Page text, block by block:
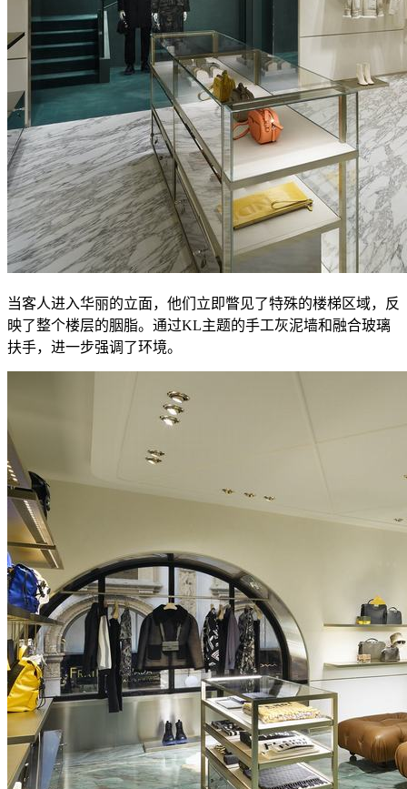
当客人进入华丽的立面，他们立即瞥见了特殊的楼梯区域，反
映了整个楼层的胭脂。通过KL主题的手工灰泥墙和融合玻璃
扶手，进一步强调了环境。